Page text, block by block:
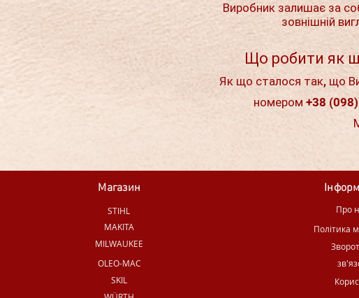
Виробник залишає за
зовнішній
Що робити як
Як що сталося так, що
номером +38
Магазин
STIHL
MAKITA
MILWAUKEE
OLEO-MAC
SKIL
Про
Політика